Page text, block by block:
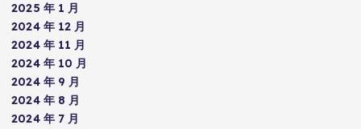
2025 年 1 月
2024 年 12 月
2024 年 11 月
2024 年 10 月
2024 年 9 月
2024 年 8 月
2024 年 7 月